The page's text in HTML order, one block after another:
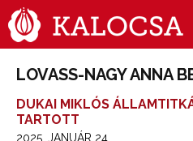
LOVASS-NAGY ANNA
DUKAI MIKLÓS
TARTOTT
2025. JANUÁR 24.